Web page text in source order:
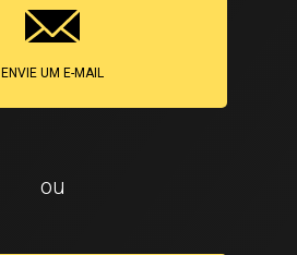
ENVIE UM E-MAIL
ou